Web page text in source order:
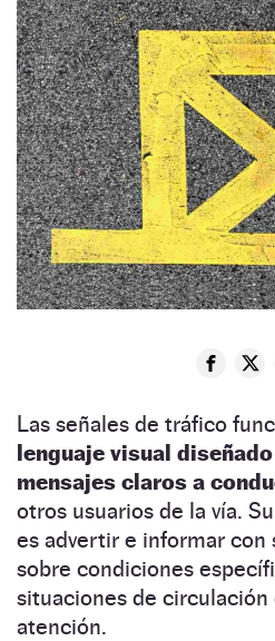
Las señales de tráfico
lenguaje visual
mensajes claros a
otros usuarios de la vía.
es advertir e informar
sobre condiciones
situaciones de
atención.